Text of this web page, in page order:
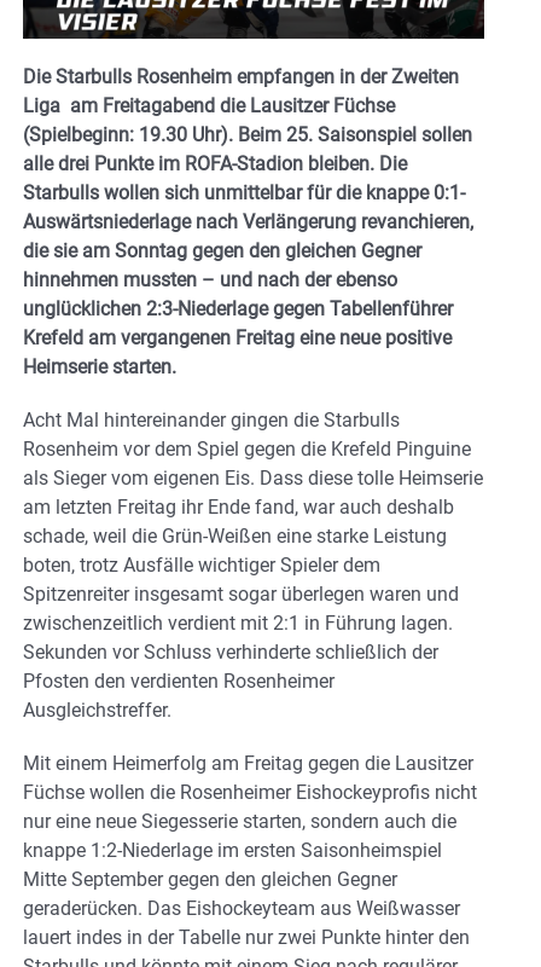
Die Starbulls Rosenheim empfangen in der Zweiten
Liga am Freitagabend die Lausitzer Füchse
(Spielbeginn: 19.30 Uhr). Beim 25. Saisonspiel sollen
alle drei Punkte im ROFA-Stadion bleiben. Die
Starbulls wollen sich unmittelbar für die knappe 0:1-
Auswärtsniederlage nach Verlängerung revanchieren,
die sie am Sonntag gegen den gleichen Gegner
hinnehmen mussten – und nach der ebenso
unglücklichen 2:3-Niederlage gegen Tabellenführer
Krefeld am vergangenen Freitag eine neue positive
Heimserie starten.
Acht Mal hintereinander gingen die Starbulls
Rosenheim vor dem Spiel gegen die Krefeld Pinguine
als Sieger vom eigenen Eis. Dass diese tolle Heimserie
am letzten Freitag ihr Ende fand, war auch deshalb
schade, weil die Grün-Weißen eine starke Leistung
boten, trotz Ausfälle wichtiger Spieler dem
Spitzenreiter insgesamt sogar überlegen waren und
zwischenzeitlich verdient mit 2:1 in Führung lagen.
Sekunden vor Schluss verhinderte schließlich der
Pfosten den verdienten Rosenheimer
Ausgleichstreffer.
Mit einem Heimerfolg am Freitag gegen die Lausitzer
Füchse wollen die Rosenheimer Eishockeyprofis nicht
nur eine neue Siegesserie starten, sondern auch die
knappe 1:2-Niederlage im ersten Saisonheimspiel
Mitte September gegen den gleichen Gegner
geraderücken. Das Eishockeyteam aus Weißwasser
lauert indes in der Tabelle nur zwei Punkte hinter den